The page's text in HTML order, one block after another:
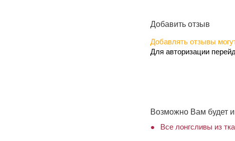
Добавить отзыв
Добавлять отзывы
Для авторизации
Возможно Вам будет
Все лонгсливы из